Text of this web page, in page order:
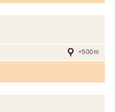
<500m